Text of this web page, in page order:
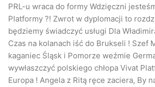
PRL-u wraca do formy Wdzięczni
Platformy ?! Zwrot w dyplomacji to
będziemy świadczyć usługi Dla
Czas na kolanach iść do Brukseli ! Szef
kaganiec Śląsk i Pomorze weźmie
wywłaszczyć polskiego chłopa Vivat
Europa ! Angela z Ritą ręce zaciera, By